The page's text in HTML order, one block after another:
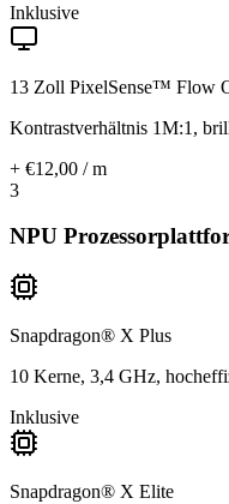
Inklusive
13 Zoll PixelSense™ Flow
Kontrastverhältnis 1M:1,
+ €12,00 / m
3
NPU
Snapdragon® X Plus
10 Kerne, 3,4 GHz,
Inklusive
Snapdragon® X Elite